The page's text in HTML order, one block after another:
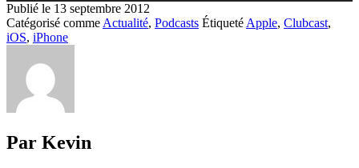
Publié le 13 septembre 2012
Catégorisé comme Actualité, Podcasts Étiqueté Apple, Clubcast,
iOS, iPhone
Par Kevin